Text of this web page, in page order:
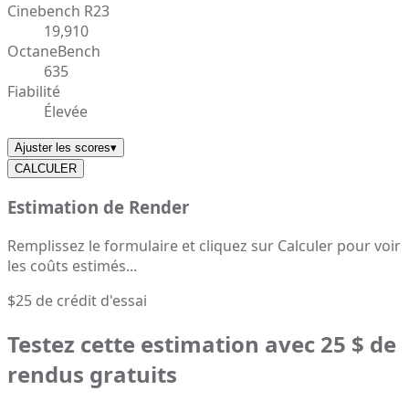
Cinebench R23
19,910
OctaneBench
635
Fiabilité
Élevée
Ajuster les scores▾
CALCULER
Estimation de Render
Remplissez le formulaire et cliquez sur Calculer pour voir
les coûts estimés...
$25 de crédit d'essai
Testez cette estimation avec 25 $ de
rendus gratuits